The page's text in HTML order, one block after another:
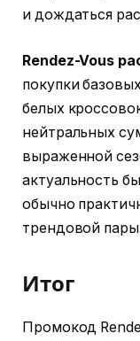
и дождаться
Rendez-Vous
покупки
белых
нейтральных
выраженной
актуальность
обычно
трендовой
Итог
Промокод